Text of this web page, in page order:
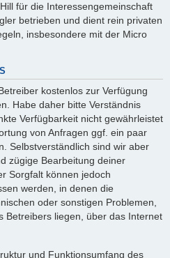
für die Interessengemeinschaft
betrieben und dient rein privaten
insbesondere mit der Micro
kostenlos zur Verfügung
Habe daher bitte Verständnis
Verfügbarkeit nicht gewährleistet
von Anfragen ggf. ein paar
Selbstverständlich sind wir aber
zügige Bearbeitung deiner
Sorgfalt können jedoch
werden, in denen die
oder sonstigen Problemen,
Betreibers liegen, über das Internet
und Funktionsumfang des